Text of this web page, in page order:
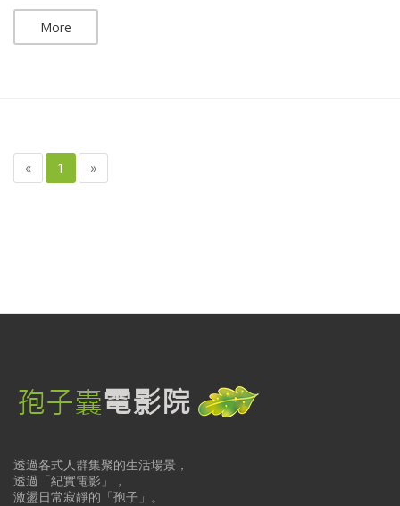
More
« 1 »
透過各式人群集聚的生活場景，
透過「紀實電影」，
激盪日常寂靜的「孢子」。